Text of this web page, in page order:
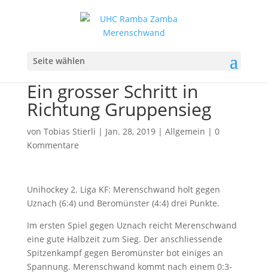
Seite wählen
Ein grosser Schritt in
Richtung Gruppensieg
von Tobias Stierli | Jan. 28, 2019| Allgemein | 0
Kommentare
Unihockey 2. Liga KF: Merenschwand holt gegen
Uznach (6:4) und Beromünster (4:4) drei Punkte.
Im ersten Spiel gegen Uznach reicht Merenschwand
eine gute Halbzeit zum Sieg. Der anschliessende
Spitzenkampf gegen Beromünster bot einiges an
Spannung. Merenschwand kommt nach einem 0:3-